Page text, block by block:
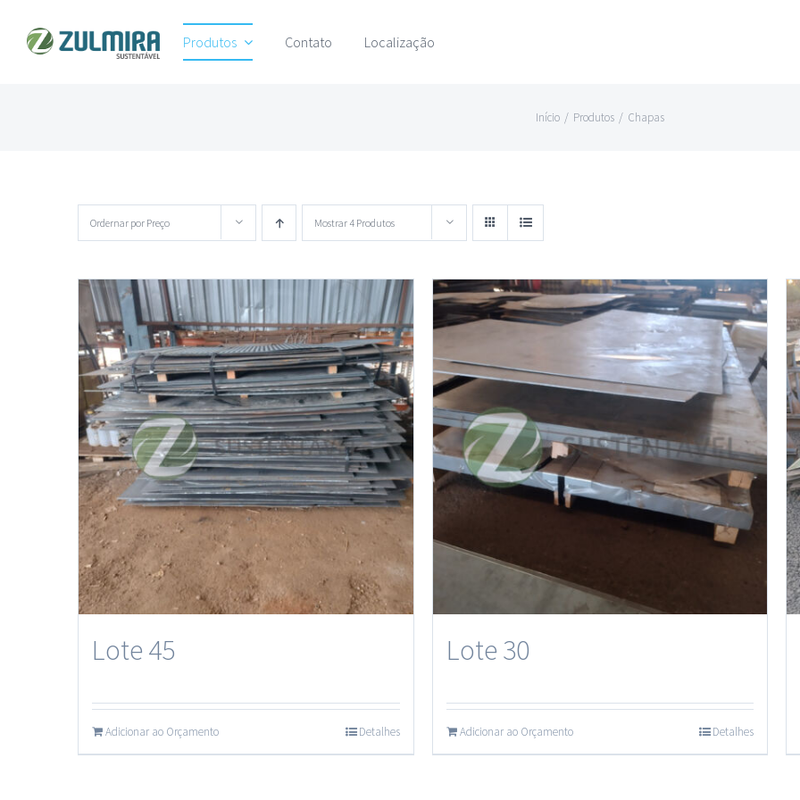
para
Produtos Contato Localização
Início / Produtos / Chapas
Ordernar por Preço Mostrar 4 Produtos
Lote 45
Adicionar ao Orçamento Detalhes
Lote 30
Adicionar ao Orçamento Detalhes